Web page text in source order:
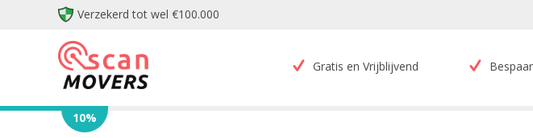
Verzekerd tot wel €100.000
Gratis en Vrijblijvend
10%